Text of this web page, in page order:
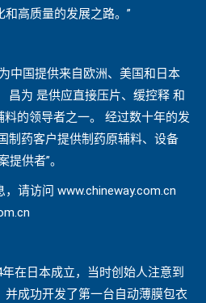
高质量的发展之路。”
中国提供来自欧洲、美国和日本
昌为 是供应直接压片、缓控释 和
的领导者之一。 经过数十年的发
制药客户提供制药原辅料、设备
供者”。
请访问 www.chineway.com.cn
在日本成立，当时创始人注意到
成功开发了第一台自动薄膜包衣